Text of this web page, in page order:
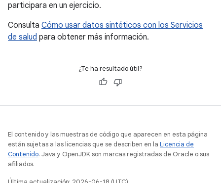
participara en un ejercicio.
Consulta Cómo usar datos sintéticos con los Servicios
de salud para obtener más información.
¿Te ha resultado útil?
El contenido y las muestras de código que aparecen en esta página
están sujetas a las licencias que se describen en la Licencia de
Contenido. Java y OpenJDK son marcas registradas de Oracle o sus
afiliados.